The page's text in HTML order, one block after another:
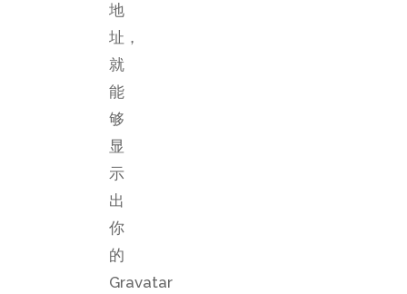
地
址，
就
能
够
显
示
出
你
的
Gravatar